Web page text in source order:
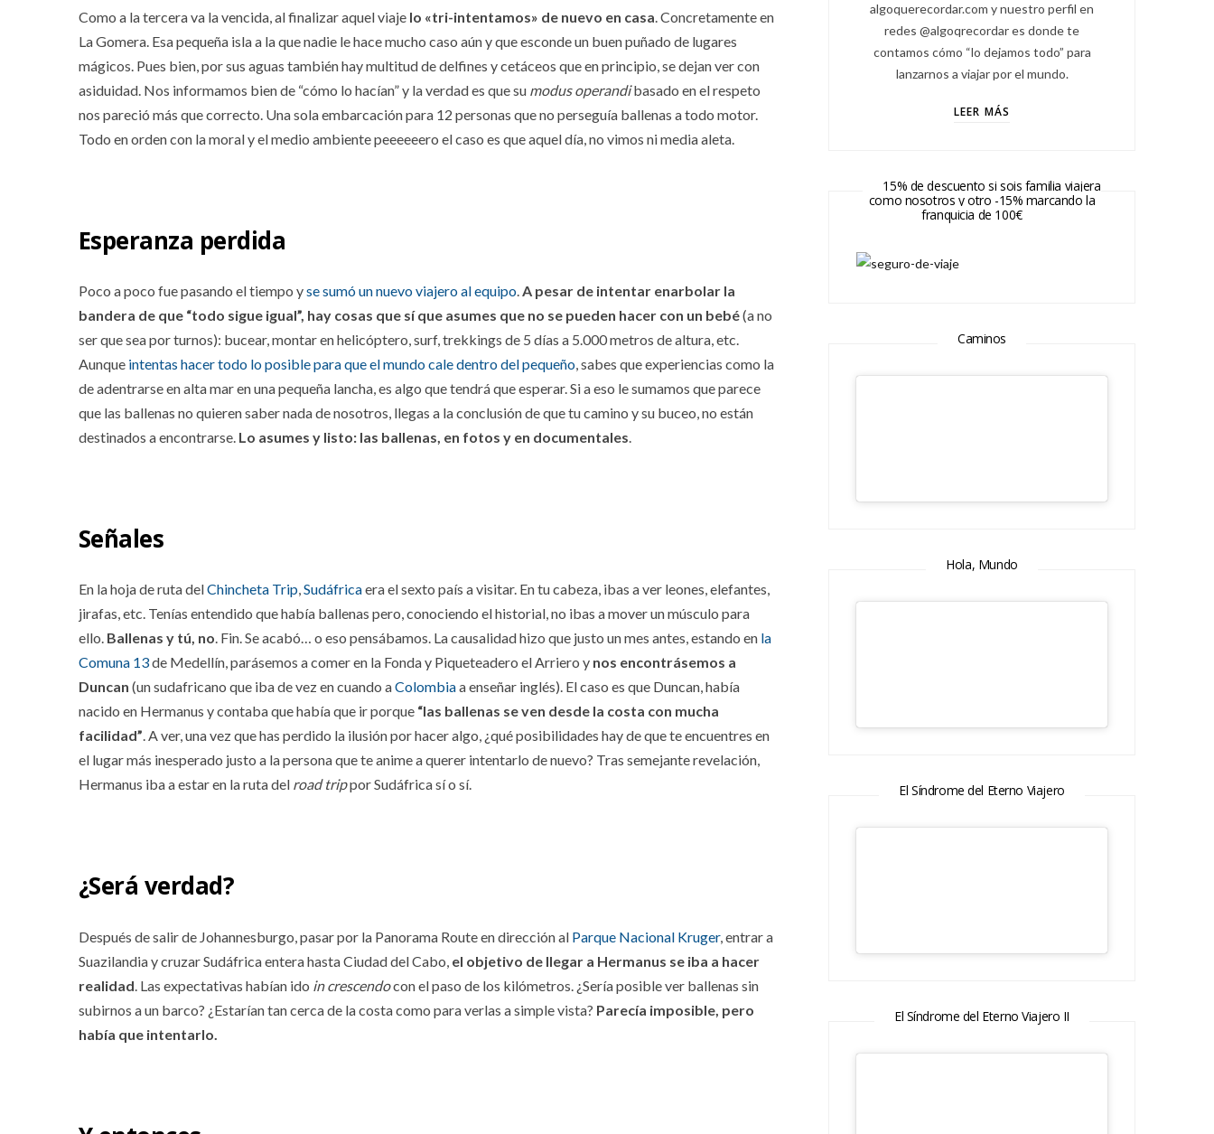
Como a la tercera va la vencida, al finalizar aquel viaje lo «tri-intentamos» de nuevo en casa . Concretamente en
La Gomera. Esa pequeña isla a la que nadie le hace mucho caso aún y que esconde un buen puñado de lugares
mágicos. Pues bien, por sus aguas también hay multitud de delfines y cetáceos que en principio, se dejan ver con
asiduidad. Nos informamos bien de “cómo lo hacían” y la verdad es que su modus operandibasado en el respeto
nos pareció más que correcto. Una sola embarcación para 12 personas que no perseguía ballenas a todo motor.
Todo en orden con la moral y el medio ambiente peeeeeero el caso es que aquel día, no vimos ni media aleta.
Esperanza perdida
Poco a poco fue pasando el tiempo yse sumó un nuevo viajero al equipo.A pesar de intentar enarbolar la
bandera de que “todo sigue igual”, hay cosas que sí que asumes que no se pueden hacer con un bebé(a no
ser que sea por turnos): bucear, montar en helicóptero, surf, trekkings de 5 días a 5.000 metros de altura, etc.
Aunque intentas hacer todo lo posible para que el mundo cale dentro del pequeño, sabes que experiencias como la
de adentrarse en alta mar en una pequeña lancha, es algo que tendrá que esperar. Si a eso le sumamos que parece
que las ballenas no quieren saber nada de nosotros, llegas a la conclusión de que tu camino y su buceo, no están
destinados a encontrarse. Lo asumes y listo: las ballenas, en fotos y en documentales.
Señales
En la hoja de ruta delChincheta Trip,Sudáfricaera el sexto país a visitar. En tu cabeza, ibas a ver leones, elefantes,
jirafas, etc. Tenías entendido que había ballenas pero, conociendo el historial, no ibas a mover un músculo para
ello. Ballenas y tú, no. Fin. Se acabó… o eso pensábamos. La causalidad hizo que justo un mes antes, estando en la
Comuna 13de Medellín, parásemos a comer en la Fonda y Piqueteadero el Arriero y nos encontrásemos a
Duncan (un sudafricano que iba de vez en cuando aColombiaa enseñar inglés). El caso es que Duncan, había
nacido en Hermanus y contaba que había que ir porque “las ballenas se ven desde la costa con mucha
facilidad”. A ver, una vez que has perdido la ilusión por hacer algo, ¿qué posibilidades hay de que te encuentres en
el lugar más inesperado justo a la persona que te anime a querer intentarlo de nuevo? Tras semejante revelación,
Hermanus iba a estar en la ruta del road trippor Sudáfrica sí o sí.
¿Será verdad?
Después de salir de Johannesburgo, pasar por la Panorama Route en dirección al Parque Nacional Kruger, entrar a
Suazilandia y cruzar Sudáfrica entera hasta Ciudad del Cabo, el objetivo de llegar a Hermanus se iba a hacer
realidad . Las expectativas habían ido in crescendocon el paso de los kilómetros. ¿Sería posible ver ballenas sin
subirnos a un barco? ¿Estarían tan cerca de la costa como para verlas a simple vista? Parecía imposible, pero
había que intentarlo.
algoquerecordar.com y nuestro perfil en
redes @algoqrecordar es donde te
contamos cómo “lo dejamos todo” para
lanzarnos a viajar por el mundo.
LEER MÁS
15% de descuento si sois familia viajera
como nosotros y otro -15% marcando la
franquicia de 100€
Caminos
Hola, Mundo
El Síndrome del Eterno Viajero
El Síndrome del Eterno Viajero II